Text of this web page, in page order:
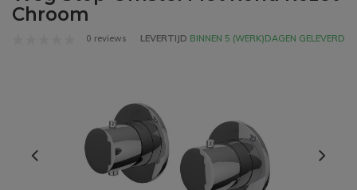
Chroom
0 reviews LEVERTIJD BINNEN 5 (WERK)DAGEN GELEVERD